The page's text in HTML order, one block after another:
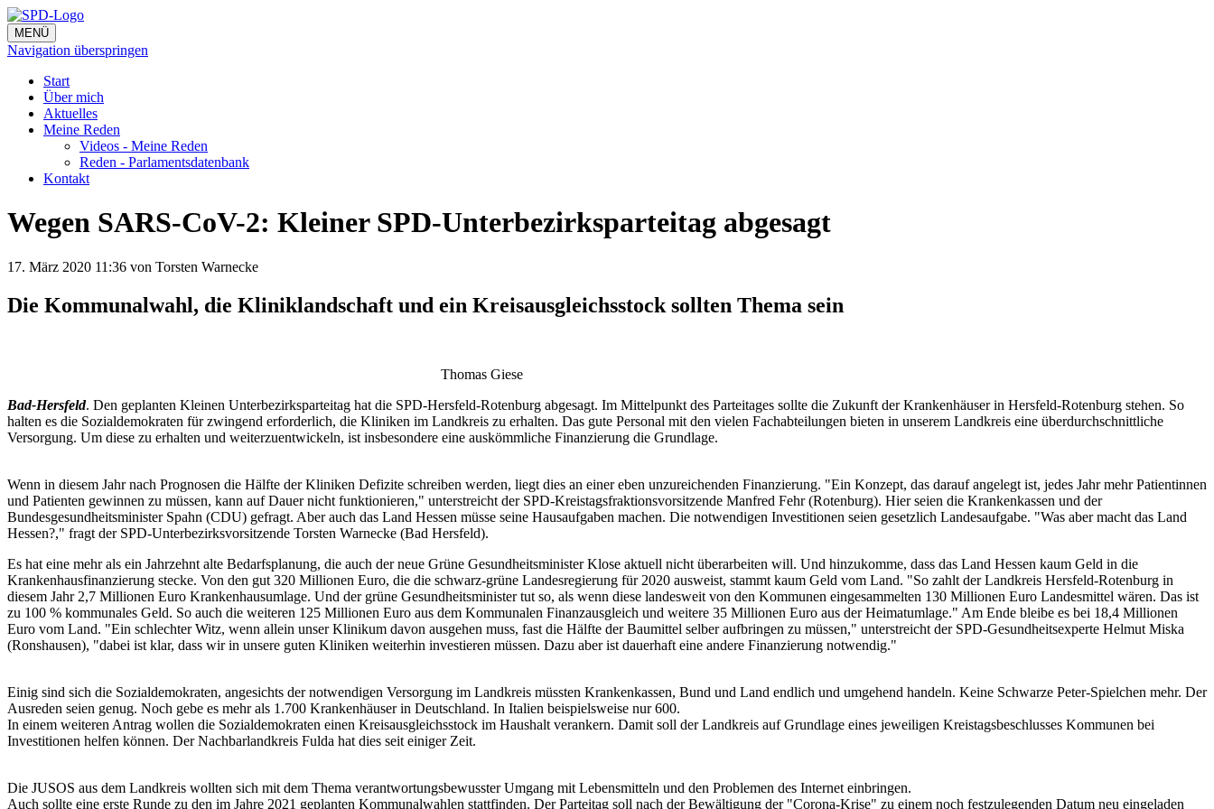
MENÜ
Navigation überspringen
Start
Über mich
Aktuelles
Meine Reden
Videos - Meine Reden
Reden - Parlamentsdatenbank
Kontakt
Wegen SARS-CoV-2: Kleiner SPD-Unterbezirksparteitag abgesagt
17. März 2020 11:36 von Torsten Warnecke
Die Kommunalwahl, die Kliniklandschaft und ein Kreisausgleichsstock sollten Thema sein
Thomas Giese
Bad-Hersfeld. Den geplanten Kleinen Unterbezirksparteitag hat die SPD-Hersfeld-Rotenburg abgesagt. Im Mittelpunkt des Parteitages sollte die Zukunft der Krankenhäuser in Hersfeld-Rotenburg stehen. So
halten es die Sozialdemokraten für zwingend erforderlich, die Kliniken im Landkreis zu erhalten. Das gute Personal mit den vielen Fachabteilungen bieten in unserem Landkreis eine überdurchschnittliche
Versorgung. Um diese zu erhalten und weiterzuentwickeln, ist insbesondere eine auskömmliche Finanzierung die Grundlage.
Wenn in diesem Jahr nach Prognosen die Hälfte der Kliniken Defizite schreiben werden, liegt dies an einer eben unzureichenden Finanzierung. "Ein Konzept, das darauf angelegt ist, jedes Jahr mehr Patientinnen
und Patienten gewinnen zu müssen, kann auf Dauer nicht funktionieren," unterstreicht der SPD-Kreistagsfraktionsvorsitzende Manfred Fehr (Rotenburg). Hier seien die Krankenkassen und der
Bundesgesundheitsminister Spahn (CDU) gefragt. Aber auch das Land Hessen müsse seine Hausaufgaben machen. Die notwendigen Investitionen seien gesetzlich Landesaufgabe. "Was aber macht das Land
Hessen?," fragt der SPD-Unterbezirksvorsitzende Torsten Warnecke (Bad Hersfeld).
Es hat eine mehr als ein Jahrzehnt alte Bedarfsplanung, die auch der neue Grüne Gesundheitsminister Klose aktuell nicht überarbeiten will. Und hinzukomme, dass das Land Hessen kaum Geld in die
Krankenhausfinanzierung stecke. Von den gut 320 Millionen Euro, die die schwarz-grüne Landesregierung für 2020 ausweist, stammt kaum Geld vom Land. "So zahlt der Landkreis Hersfeld-Rotenburg in
diesem Jahr 2,7 Millionen Euro Krankenhausumlage. Und der grüne Gesundheitsminister tut so, als wenn diese landesweit von den Kommunen eingesammelten 130 Millionen Euro Landesmittel wären. Das ist
zu 100 % kommunales Geld. So auch die weiteren 125 Millionen Euro aus dem Kommunalen Finanzausgleich und weitere 35 Millionen Euro aus der Heimatumlage." Am Ende bleibe es bei 18,4 Millionen
Euro vom Land. "Ein schlechter Witz, wenn allein unser Klinikum davon ausgehen muss, fast die Hälfte der Baumittel selber aufbringen zu müssen," unterstreicht der SPD-Gesundheitsexperte Helmut Miska
(Ronshausen), "dabei ist klar, dass wir in unsere guten Kliniken weiterhin investieren müssen. Dazu aber ist dauerhaft eine andere Finanzierung notwendig."
Einig sind sich die Sozialdemokraten, angesichts der notwendigen Versorgung im Landkreis müssten Krankenkassen, Bund und Land endlich und umgehend handeln. Keine Schwarze Peter-Spielchen mehr. Der
Ausreden seien genug. Noch gebe es mehr als 1.700 Krankenhäuser in Deutschland. In Italien beispielsweise nur 600.
In einem weiteren Antrag wollen die Sozialdemokraten einen Kreisausgleichsstock im Haushalt verankern. Damit soll der Landkreis auf Grundlage eines jeweiligen Kreistagsbeschlusses Kommunen bei
Investitionen helfen können. Der Nachbarlandkreis Fulda hat dies seit einiger Zeit.
Die JUSOS aus dem Landkreis wollten sich mit dem Thema verantwortungsbewusster Umgang mit Lebensmitteln und den Problemen des Internet einbringen.
Auch sollte eine erste Runde zu den im Jahre 2021 geplanten Kommunalwahlen stattfinden. Der Parteitag soll nach der Bewältigung der "Corona-Krise" zu einem noch festzulegenden Datum neu eingeladen